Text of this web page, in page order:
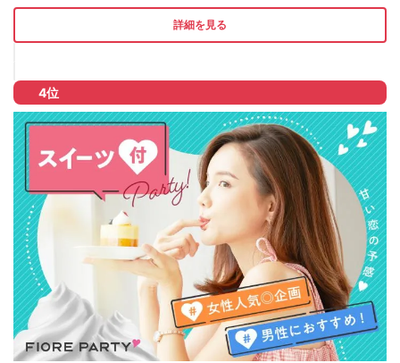
詳細を見る
4位